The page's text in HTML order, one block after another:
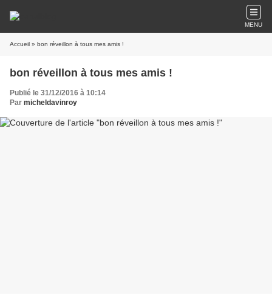
MENU
Accueil » bon réveillon à tous mes amis !
bon réveillon à tous mes amis !
Publié le 31/12/2016 à 10:14
Par micheldavinroy